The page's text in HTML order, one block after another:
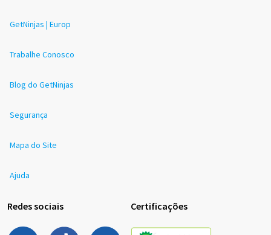
GetNinjas | Europ
Trabalhe Conosco
Blog do GetNinjas
Segurança
Mapa do Site
Ajuda
Redes sociais Certificações